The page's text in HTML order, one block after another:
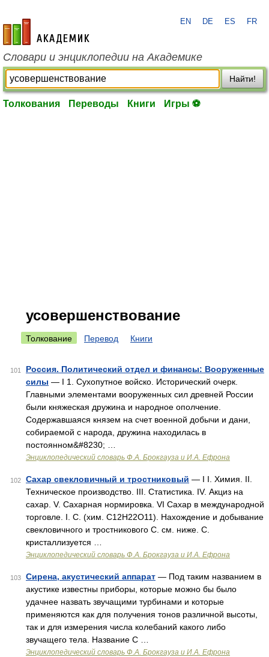
academic.ru
EN DE ES FR
Словари и энциклопедии на Академике
Найти!
Толкования Переводы Книги Игры ⚽
усовершенствование
Толкование Перевод Книги
101
Россия. Политический отдел и финансы: Вооруженные
силы — I 1. Сухопутное войско. Исторический очерк.
Главными элементами вооруженных сил древней России
были княжеская дружина и народное ополчение.
Содержавшаяся князем на счет военной добычи и дани,
собираемой с народа, дружина находилась в
постоянном&#8230; …
Энциклопедический словарь Ф.А. Брокгауза и И.А. Ефрона
102 Сахар свекловичный и тростниковый — I I. Химия. II.
Техническое производство. III. Статистика. IV. Акциз на
сахар. V. Сахарная нормировка. VI Сахар в международной
торговле. I. С. (хим. С12Н22О11). Нахождение и добывание
свекловичного и тростникового С. см. ниже. С.
кристаллизуется …
Энциклопедический словарь Ф.А. Брокгауза и И.А. Ефрона
103 Сирена, акустический аппарат — Под таким названием в
акустике известны приборы, которые можно бы было
удачнее назвать звучащими турбинами и которые
применяются как для получения тонов различной высоты,
так и для измерения числа колебаний какого либо
звучащего тела. Название С …
Энциклопедический словарь Ф.А. Брокгауза и И.А. Ефрона